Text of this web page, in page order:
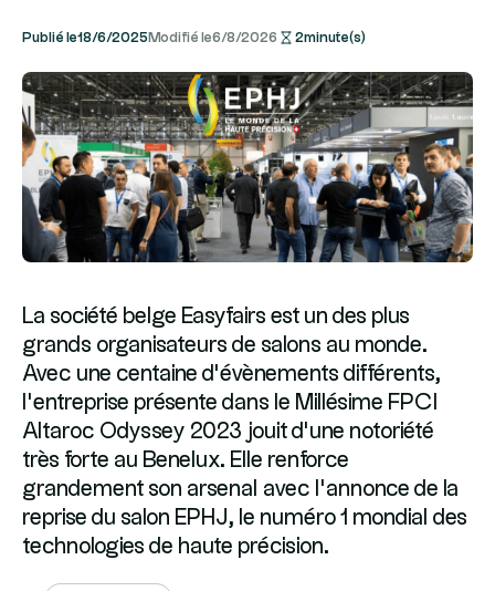
Publié le18/6/2025 Modifié le6/8/2026 2minute(s)
La société belge Easyfairs est un des plus
grands organisateurs de salons au monde.
Avec une centaine d’évènements différents,
l’entreprise présente dans le Millésime FPCI
Altaroc Odyssey 2023 jouit d’une notoriété
très forte au Benelux. Elle renforce
grandement son arsenal avec l’annonce de la
reprise du salon EPHJ, le numéro 1 mondial des
technologies de haute précision.